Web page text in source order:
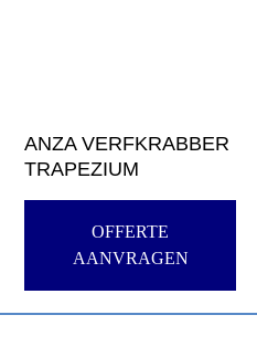
ANZA VERFKRABBER
TRAPEZIUM
OFFERTE
AANVRAGEN